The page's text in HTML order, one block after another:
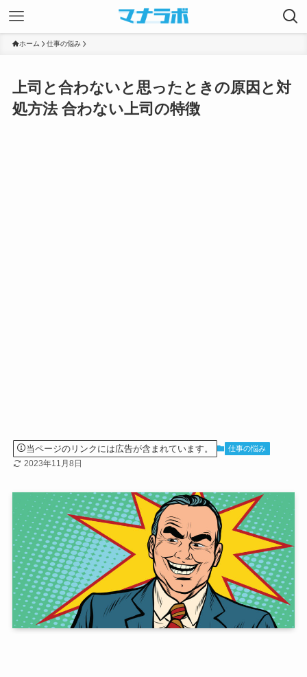
ホーム 仕事の悩み
上司と合わないと思ったときの原因と対
処方法 合わない上司の特徴
当ページのリンクには広告が含まれています。 仕事の悩み
2023年11月8日